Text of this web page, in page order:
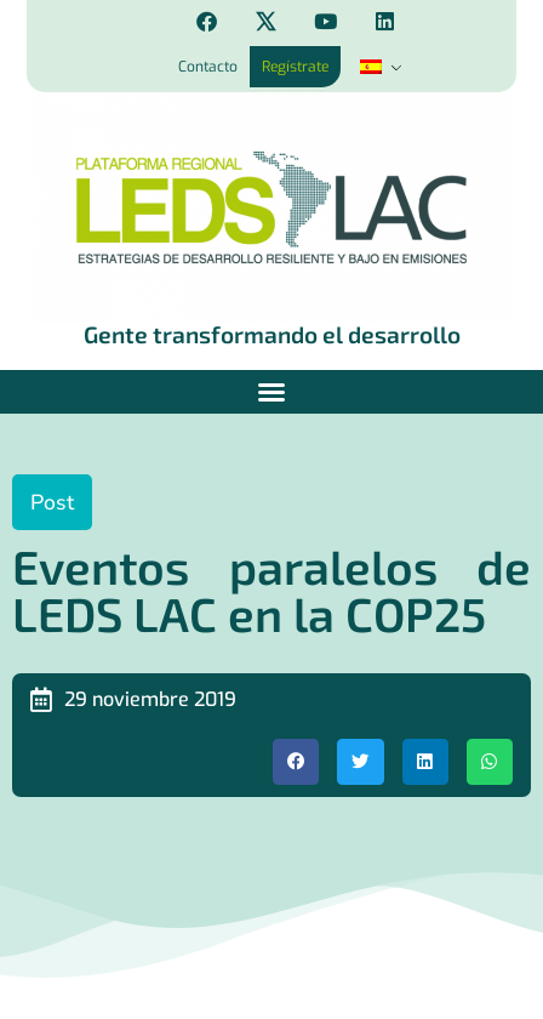
Contacto Regístrate
Gente transformando el desarrollo
Post
Eventos paralelos de
LEDS LAC en la COP25
29 noviembre 2019